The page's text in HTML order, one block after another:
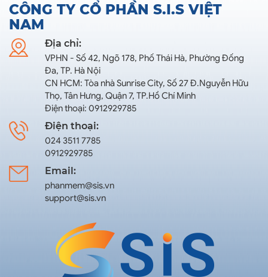
CÔNG TY CỔ PHẦN S.I.S VIỆT
NAM
Địa chỉ:
VPHN - Số 42, Ngõ 178, Phố Thái Hà, Phường Đống
Đa, TP. Hà Nội
CN HCM: Tòa nhà Sunrise City, Số 27 Đ.Nguyễn Hữu
Thọ, Tân Hưng, Quận 7, TP.Hồ Chí Minh
Điện thoại: 0912929785
Điện thoại:
024 3511 7785
0912929785
Email:
phanmem@sis.vn
support@sis.vn